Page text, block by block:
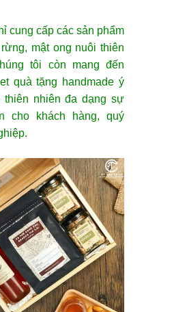
cung cấp các sản phẩm
mật ong nuôi thiên
tôi còn mang đến
quà tặng handmade ý
thiên nhiên đa dạng sự
cho khách hàng, quý